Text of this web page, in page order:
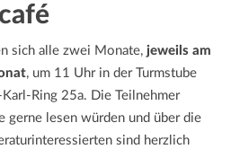
sich alle zwei Monate, jeweils am
, um 11 Uhr in der Turmstube
Karl-Ring 25a. Die Teilnehmer
gerne lesen würden und über die
sind herzlich